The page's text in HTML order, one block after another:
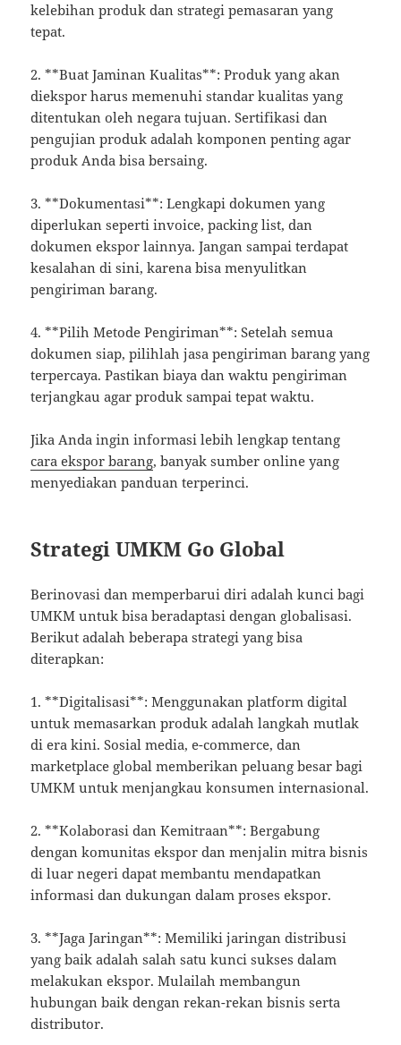
kelebihan produk dan strategi pemasaran yang
tepat.
2. **Buat Jaminan Kualitas**: Produk yang akan
diekspor harus memenuhi standar kualitas yang
ditentukan oleh negara tujuan. Sertifikasi dan
pengujian produk adalah komponen penting agar
produk Anda bisa bersaing.
3. **Dokumentasi**: Lengkapi dokumen yang
diperlukan seperti invoice, packing list, dan
dokumen ekspor lainnya. Jangan sampai terdapat
kesalahan di sini, karena bisa menyulitkan
pengiriman barang.
4. **Pilih Metode Pengiriman**: Setelah semua
dokumen siap, pilihlah jasa pengiriman barang yang
terpercaya. Pastikan biaya dan waktu pengiriman
terjangkau agar produk sampai tepat waktu.
Jika Anda ingin informasi lebih lengkap tentang
cara ekspor barang, banyak sumber online yang
menyediakan panduan terperinci.
Strategi UMKM Go Global
Berinovasi dan memperbarui diri adalah kunci bagi
UMKM untuk bisa beradaptasi dengan globalisasi.
Berikut adalah beberapa strategi yang bisa
diterapkan:
1. **Digitalisasi**: Menggunakan platform digital
untuk memasarkan produk adalah langkah mutlak
di era kini. Sosial media, e-commerce, dan
marketplace global memberikan peluang besar bagi
UMKM untuk menjangkau konsumen internasional.
2. **Kolaborasi dan Kemitraan**: Bergabung
dengan komunitas ekspor dan menjalin mitra bisnis
di luar negeri dapat membantu mendapatkan
informasi dan dukungan dalam proses ekspor.
3. **Jaga Jaringan**: Memiliki jaringan distribusi
yang baik adalah salah satu kunci sukses dalam
melakukan ekspor. Mulailah membangun
hubungan baik dengan rekan-rekan bisnis serta
distributor.